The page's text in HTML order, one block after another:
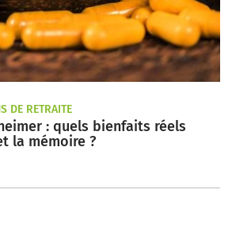
DE RETRAITE
: quels bienfaits réels
la mémoire ?